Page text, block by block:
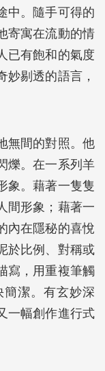
中。隨手可得的
寄寓在流動的情
已有飽和的氣度
妙剔透的語言，
無間的對照。他
爍。在一系列羊
象。藉著一隻隻
間形象；藉著一
內在隱秘的喜悅
於比例、對稱或
寫，用重複筆觸
潔。有玄妙深
一幅創作進行式